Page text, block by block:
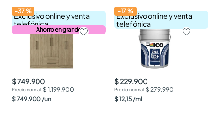
Exclusivo online y venta
telefónica
Ahorro en grande
-37%
$ 749.900
$ 1.199.900
$749.900 /un
Exclusivo online y venta
telefónica
-17%
$ 229.900
$ 279.990
$12,15 /ml